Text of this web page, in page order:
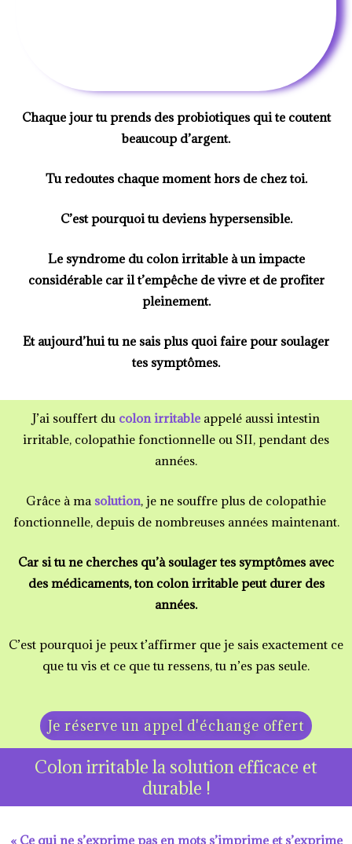
Chaque jour tu prends des probiotiques qui te coutent
beaucoup d’argent.
Tu redoutes chaque moment hors de chez toi.
C’est pourquoi tu deviens hypersensible.
Le syndrome du colon irritableà un impacte
considérable car il t’empêche de vivre et de profiter
pleinement.
Et aujourd’hui tu ne sais plus quoi faire pour soulager
tes symptômes.
J’ai souffert du colon irritable appelé aussi intestin
irritable, colopathie fonctionnelle ou SII, pendant des
années.
Grâce à ma solution, je ne souffre plus de colopathie
fonctionnelle, depuis de nombreuses années maintenant.
Car si tu ne cherches qu’à soulager tes symptômes avec
des médicaments, ton colon irritable peut durer des
années.
C’est pourquoi je peux t’affirmer que je sais exactement ce
que tu vis et ce que tu ressens, tu n’es pas seule.
Je réserve un appel d'échange offert
Colon irritable la solution efficace et
durable !
« Ce qui ne s’exprime pas en mots s’imprime et s’exprime